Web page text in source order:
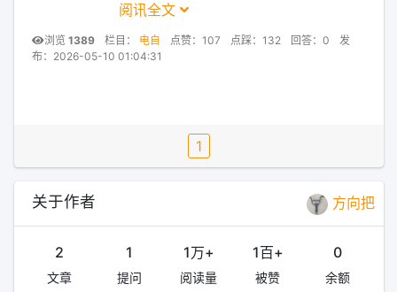
阅讯全文
浏览 1389 栏目： 电自 点赞：107 点踩：132 回答：0
发
布：2026-05-10 01:04:31
1
关于作者 方向把
2
文章
1
提问
1万+
阅读量
1百+
被赞
0
余额